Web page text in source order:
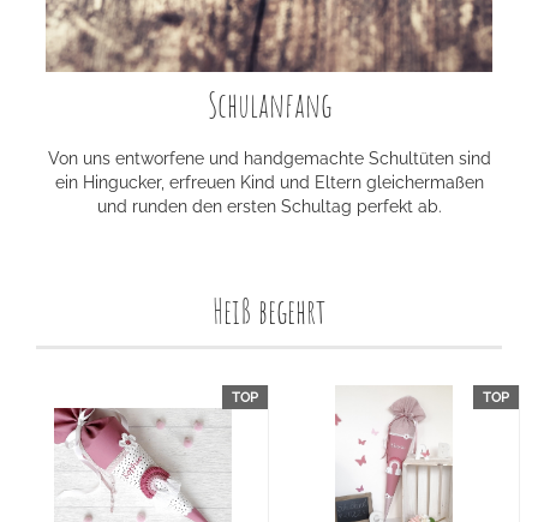
Schulanfang
Von uns entworfene und handgemachte Schultüten sind
ein Hingucker, erfreuen Kind und Eltern gleichermaßen
und runden den ersten Schultag perfekt ab.
Heiß begehrt
TOP TOP